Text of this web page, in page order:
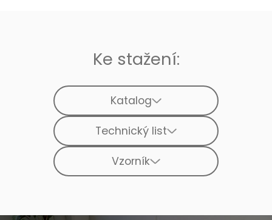
Ke stažení:
Katalog
Technický list
Vzorník